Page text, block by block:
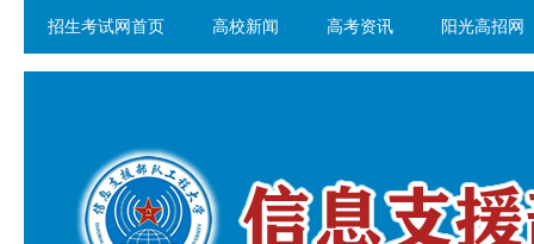
招生考试网首页 高校新闻 高考资讯 阳光高招网